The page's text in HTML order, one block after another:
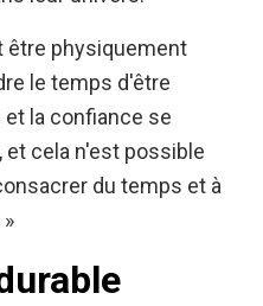
être physiquement
le temps d'être
la confiance se
cela n'est possible
du temps et à